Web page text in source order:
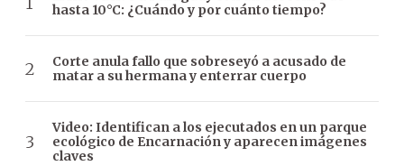
hasta 10°C: ¿Cuándo y por cuánto tiempo?
Corte anula fallo que sobreseyó a acusado de
matar a su hermana y enterrar cuerpo
Video: Identifican a los ejecutados en un parque
ecológico de Encarnación y aparecen imágenes
claves